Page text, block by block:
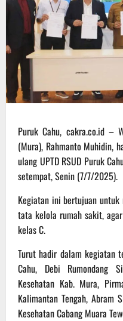
Puruk Cahu, cakra.co.id –
(Mura), Rahmanto Muhidin,
ulang UPTD RSUD Puruk
setempat, Senin (7/7/2025).
Kegiatan ini bertujuan untuk
tata kelola rumah sakit,
kelas C.
Turut hadir dalam kegiatan
Cahu, Debi Rumondang
Kesehatan Kab. Mura,
Kalimantan Tengah, Abram
Kesehatan Cabang Muara